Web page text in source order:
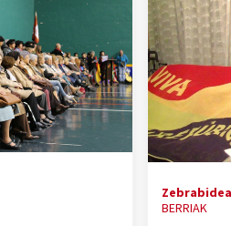
Zebrabidea
BERRIAK